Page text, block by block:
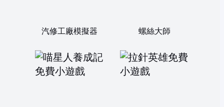
汽修工廠模擬器 螺絲大師